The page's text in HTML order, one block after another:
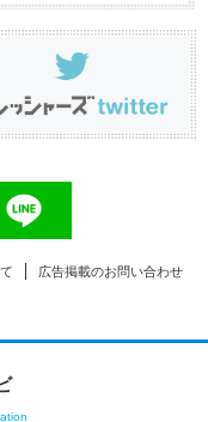
広告掲載のお問い合わせ